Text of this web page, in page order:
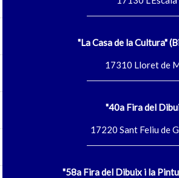
"La Casa de la Cultura"
17310 Lloret de
"40a Fira del
17220 Sant Feliu de
"58a Fira del Dibuix i la